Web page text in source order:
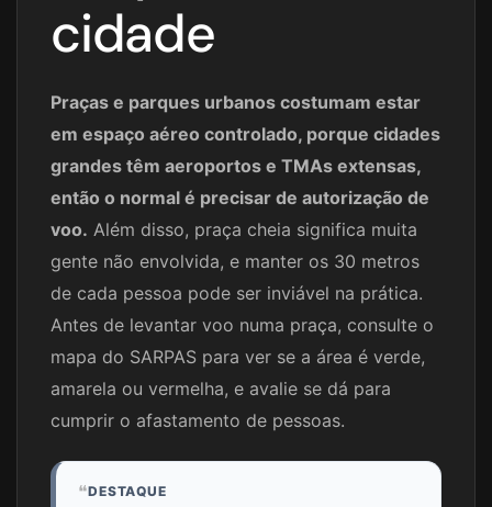
cidade
Praças e parques urbanos costumam estar
em espaço aéreo controlado, porque cidades
grandes têm aeroportos e TMAs extensas,
então o normal é precisar de autorização de
voo. Além disso, praça cheia significa muita
gente não envolvida, e manter os 30 metros
de cada pessoa pode ser inviável na prática.
Antes de levantar voo numa praça, consulte o
mapa do SARPAS para ver se a área é verde,
amarela ou vermelha, e avalie se dá para
cumprir o afastamento de pessoas.
❝DESTAQUE